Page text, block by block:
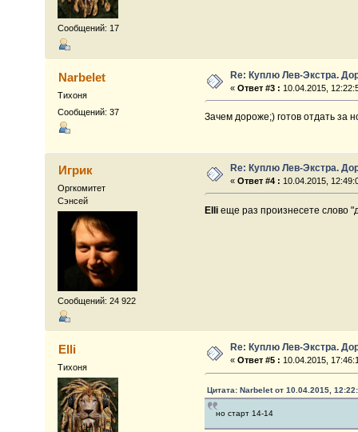
Сообщений: 17
Narbelet
Тихоня
Сообщений: 37
Re: Куплю Лев-Экстра.
«Ответ #3 : 10.04.2015,
Зачем дороже;) готов отдать за
Игрик
Оргкомитет
Сэнсей
Сообщений: 24 922
Re: Куплю Лев-Экстра.
«Ответ #4 : 10.04.2015,
Elliеще раз произнесете слово
Elli
Тихоня
Re: Куплю Лев-Экстра.
«Ответ #5 : 10.04.2015,
Цитата: Narbelet от 10.04.2015,
но старт 14-14